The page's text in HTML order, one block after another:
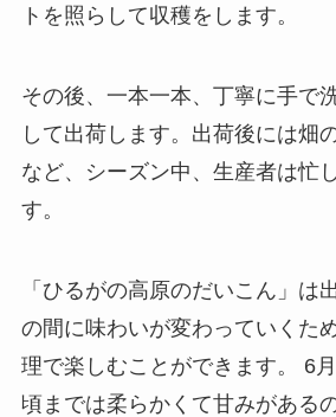
トを照らして収穫をします。
その後、一本一本、丁寧に手で
して出荷します。出荷後には畑
など、シーズン中、生産者は忙
す。
「ひるがの高原のだいこん」は
の間に味わいが変わっていくた
理で楽しむことができます。 6
頃までは柔らかくて甘みがある